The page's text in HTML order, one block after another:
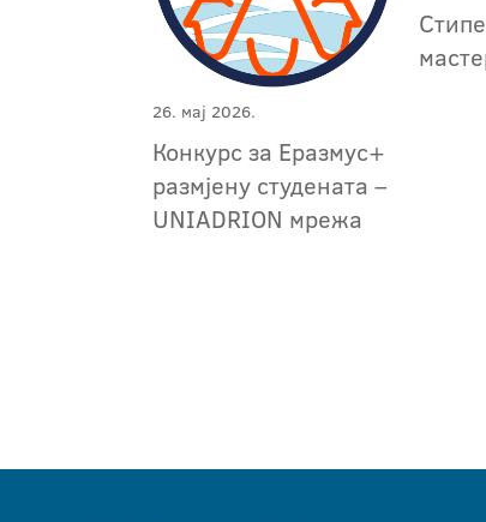
26. мај 2026.
Конкурс за Еразмус+
размјену студената –
UNIADRION мрежа